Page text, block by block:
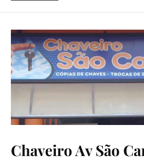
Chaveiro Av São